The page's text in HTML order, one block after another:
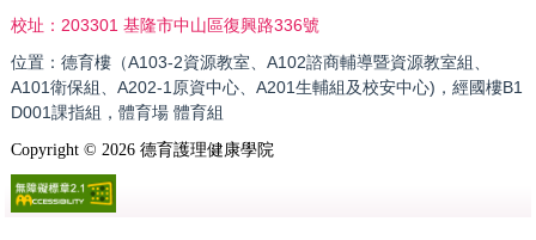
校址： 203301 基隆市中山區復興路336號
位置：德育樓（A103-2資源教室、A102諮商輔導暨資源教室組、
A101衛保組、A202-1原資中心、A201生輔組及校安中心)，經國樓B1
D001課指組，體育場 體育組
Copyright © 2026德育護理健康學院